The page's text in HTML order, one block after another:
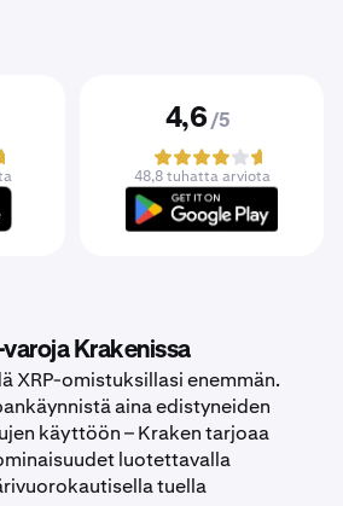
4,6 /5
48,8 tuhatta arviota
Krakenissa
XRP-omistuksillasi enemmän.
aina edistyneiden
käyttöön – Kraken tarjoaa
luotettavalla
tuella